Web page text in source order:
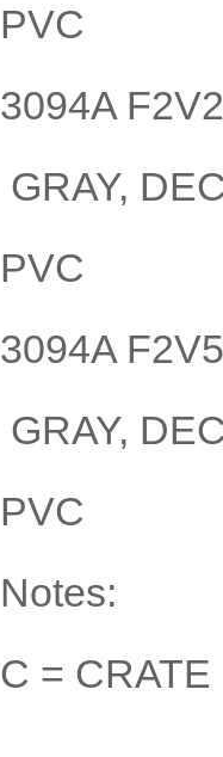
PVC
3094A
GRAY,
PVC
3094A
GRAY,
PVC
Notes:
C =